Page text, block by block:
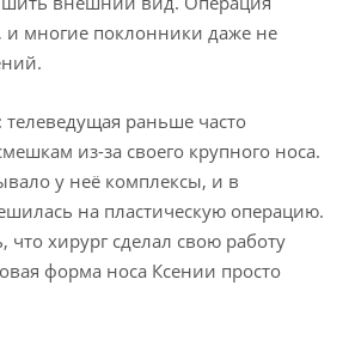
многие поклонники даже не
телеведущая раньше часто
из-за своего крупного носа.
у неё комплексы, и в
на пластическую операцию.
что хирург сделал свою работу
форма носа Ксении просто